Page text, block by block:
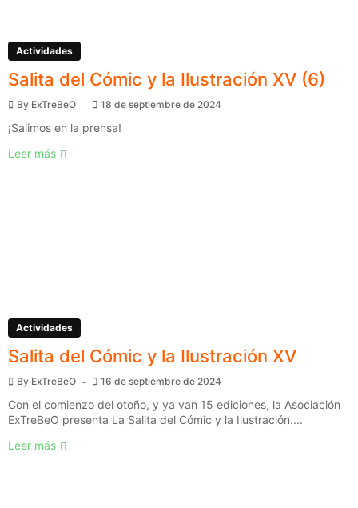
Actividades
Salita del Cómic y la Ilustración XV (6)
By ExTreBeO 18 de septiembre de 2024
¡Salimos en la prensa!
Leer más
Actividades
Salita del Cómic y la Ilustración XV
By ExTreBeO 16 de septiembre de 2024
Con el comienzo del otoño, y ya van 15 ediciones, la Asociación
ExTreBeO presenta La Salita del Cómic y la Ilustración....
Leer más